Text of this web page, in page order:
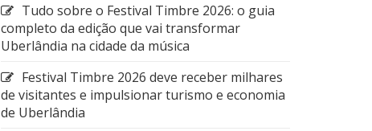
Tudo sobre o Festival Timbre 2026: o guia
completo da edição que vai transformar
Uberlândia na cidade da música
Festival Timbre 2026 deve receber milhares
de visitantes e impulsionar turismo e economia
de Uberlândia